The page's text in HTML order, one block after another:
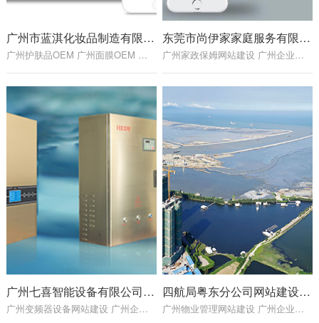
广州市蓝淇化妆品制造有限公司网站建设项目
广州护肤品OEM 广州面膜OEM 广州精油OEM 广州 微电商OEM
东莞市尚伊家家庭服务有限公司网站建设项目
广州家政保姆网站建设 广州企业网站建设 广州网站制作公司 广州网站建设公司
广州七喜智能设备有限公司网站建设项目
广州变频器设备网站建设 广州企业网站建设 广州网站制作公司 广州网站建设公司
四航局粤东分公司网站建设项目
广州物业管理网站建设 广州企业网站建设 广州网站制作公司 广州网站建设公司